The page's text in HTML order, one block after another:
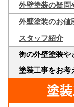
外壁塗装の疑問
外壁塗装のお値
スタッフ紹介
街の外壁塗装や
塗装工事をお考